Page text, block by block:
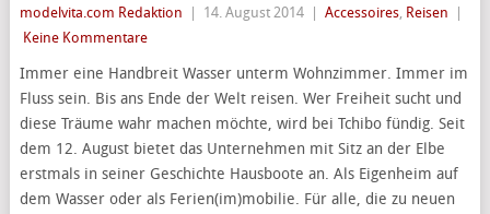
modelvita.com Redaktion 14. August 2014 Accessoires, Reisen
Keine Kommentare
Immer eine Handbreit Wasser unterm Wohnzimmer. Immer im
Fluss sein. Bis ans Ende der Welt reisen. Wer Freiheit sucht und
diese Träume wahr machen möchte, wird bei Tchibo fündig. Seit
dem 12. August bietet das Unternehmen mit Sitz an der Elbe
erstmals in seiner Geschichte Hausboote an. Als Eigenheim auf
dem Wasser oder als Ferien(im)mobilie. Für alle, die zu neuen